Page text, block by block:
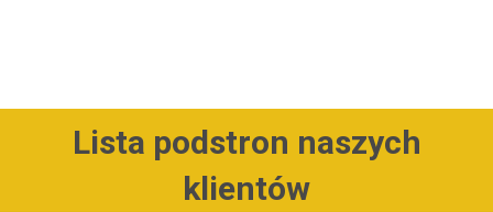
Lista podstron naszych
klientów